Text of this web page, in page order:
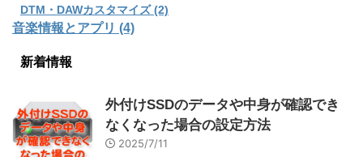
DTM・DAWカスタマイズ (2)
音楽情報とアプリ (4)
新着情報
外付けSSDのデータや中身が確認でき
なくなった場合の設定方法
2025/7/11